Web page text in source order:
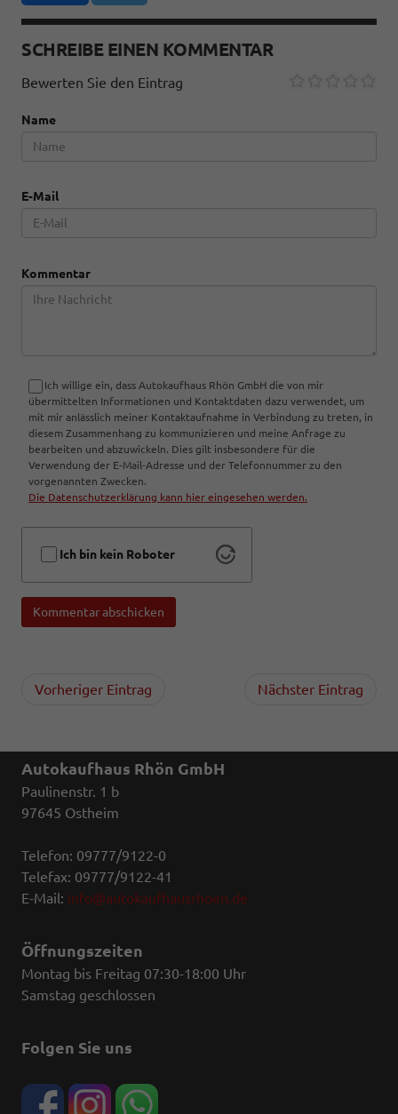
SCHREIBE EINEN KOMMENTAR
Bewerten Sie den Eintrag
Name
E-Mail
Kommentar
Ich willige ein, dass Autokaufhaus Rhön GmbH die von mir
übermittelten Informationen und Kontaktdaten dazu verwendet, um
mit mir anlässlich meiner Kontaktaufnahme in Verbindung zu treten, in
diesem Zusammenhang zu kommunizieren und meine Anfrage zu
bearbeiten und abzuwickeln. Dies gilt insbesondere für die
Verwendung der E-Mail-Adresse und der Telefonnummer zu den
vorgenannten Zwecken.
Die Datenschutzerklärung kann hier eingesehen werden.
Ich bin kein Roboter
Kommentar abschicken
Vorheriger Eintrag Nächster Eintrag
Autokaufhaus Rhön GmbH
Paulinenstr. 1 b
97645 Ostheim
Telefon: 09777/9122-0
Telefax: 09777/9122-41
E-Mail: info@autokaufhausrhoen.de
Öffnungszeiten
Montag bis Freitag 07:30-18:00 Uhr
Samstag geschlossen
Folgen Sie uns